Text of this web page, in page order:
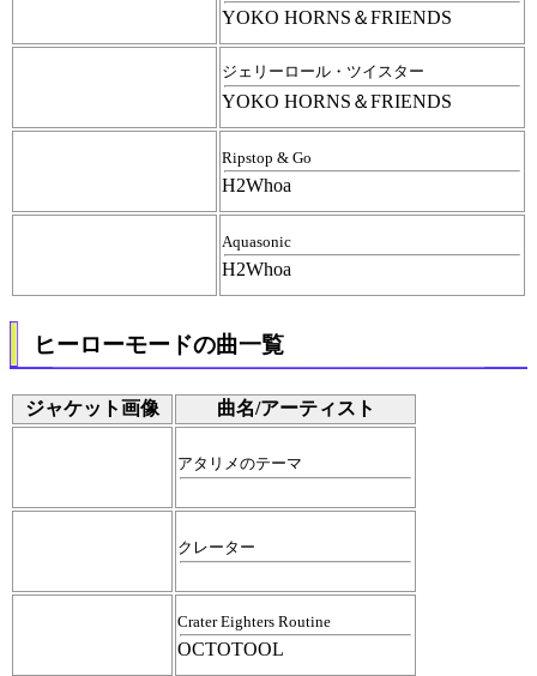
YOKO HORNS＆FRIENDS
ジェリーロール・ツイスター
YOKO HORNS＆FRIENDS
Ripstop & Go
H2Whoa
Aquasonic
H2Whoa
ヒーローモードの曲一覧
ジャケット画像 曲名/アーティスト
アタリメのテーマ
クレーター
Crater Eighters Routine
OCTOTOOL